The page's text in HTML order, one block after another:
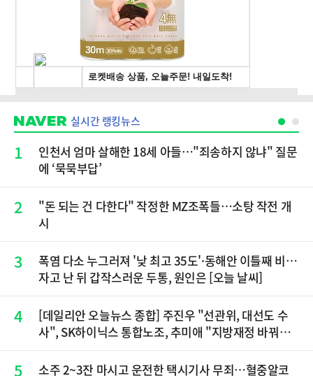
실시간 랭킹뉴스
1
인천서 엄마 살해한 18세 아들…"죄송하지 않냐" 질문
에 ‘묵묵부답’
2
"돈 되는 건 다한다" 작정한 MZ조폭들…소탕 작전 개
시
3
폭염 다소 누그러져 '낮 최고 35도'·동해안 이틀째 비…
자고 난 뒤 갑작스러운 두통, 원인은 [오늘 날씨]
4
[데일리안 오늘뉴스 종합] 주진우 "선관위, 대선도 수
사", SK하이닉스 통합노조, 추미애 "지방재정 바꿔
5
소주 2~3잔 마시고 운전한 택시기사 무죄…혈중알코